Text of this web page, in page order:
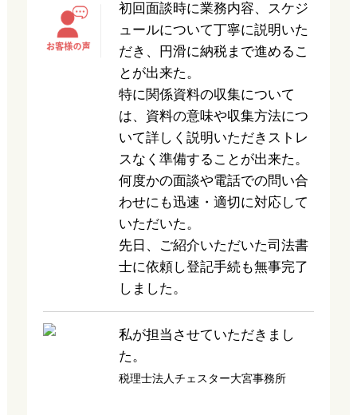
初回面談時に業務内容、スケジ
ュールについて丁寧に説明いた
だき、円滑に納税まで進めるこ
とが出来た。
特に関係資料の収集について
は、資料の意味や収集方法につ
いて詳しく説明いただきストレ
スなく準備することが出来た。
何度かの面談や電話での問い合
わせにも迅速・適切に対応して
いただいた。
先日、ご紹介いただいた司法書
士に依頼し登記手続も無事完了
しました。
私が担当させていただきまし
た。
税理士法人チェスター大宮事務所